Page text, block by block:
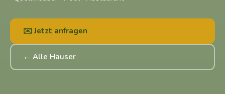
✉️ Jetzt anfragen
← Alle Häuser